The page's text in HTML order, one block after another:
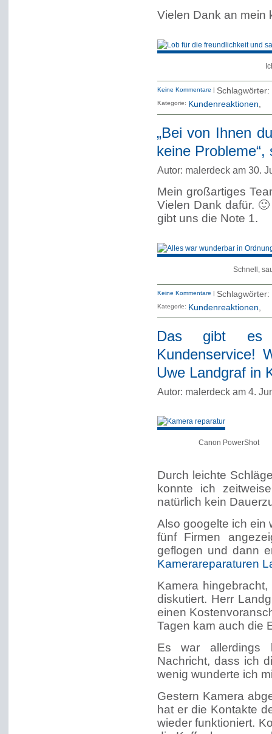
Vielen Dank an mein
Keine Kommentare | Schlagwörter:
Kategorie: Kundenreaktionen
„Bei von Ihnen
keine
Autor: malerdeck am 30.
Mein großartiges
Vielen Dank dafür.
gibt uns die Note 1.
Schnell,
Keine Kommentare | Schlagwörter:
Kategorie: Kundenreaktionen
Das gibt es
Kundenservice!
Uwe Landgraf in
Autor: malerdeck am 4.
Canon PowerShot
Durch leichte
konnte ich
natürlich kein
Also googelte ich ein
fünf Firmen
geflogen und dann
Kamerareparaturen
Kamera
diskutiert. Herr
einen
Tagen kam auch die
Es war allerdings
Nachricht, dass ich
wenig wunderte ich
Gestern Kamera
hat er die Kontakte
wieder funktioniert.